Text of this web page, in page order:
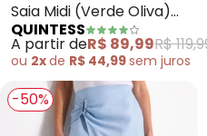
Saia Midi (Verde Oliva)
em Viscose Plana
QUINTESS
A partir deR$ 89,99R$
ou 2xde R$ 44,99sem juros
-50%